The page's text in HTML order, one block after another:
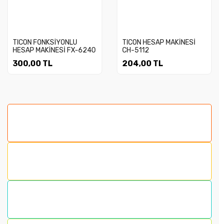
TICON FONKSİYONLU
HESAP MAKİNESİ FX-6240
300,00 TL
TICON HESAP MAKİNESİ
CH-5112
204,00 TL